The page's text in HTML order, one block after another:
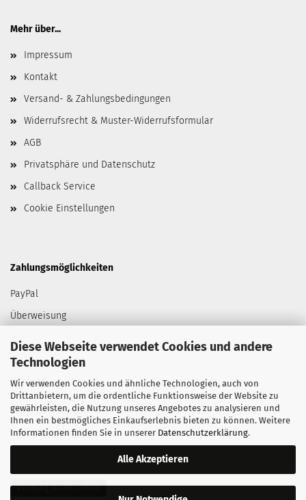
Diese Webseite verwendet Cookies und andere
Technologien
Wir verwenden Cookies und ähnliche Technologien, auch von
Drittanbietern, um die ordentliche Funktionsweise der Website zu
gewährleisten, die Nutzung unseres Angebotes zu analysieren und
Ihnen ein bestmögliches Einkaufserlebnis bieten zu können. Weitere
Informationen finden Sie in unserer Datenschutzerklärung.
Alle Akzeptieren
Mehr über...
Impressum
Kontakt
Versand- & Zahlungsbedingungen
Widerrufsrecht & Muster-Widerrufsformular
AGB
Privatsphäre und Datenschutz
Callback Service
Cookie Einstellungen
Zahlungsmöglichkeiten
PayPal
Überweisung
Versand
DHL
Vertrag widerrufen